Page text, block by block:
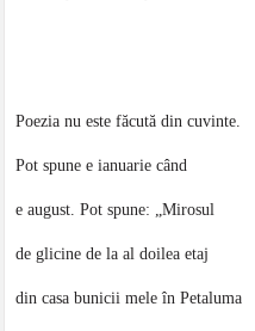
Poezia nu este făcută din cuvinte.
Pot spune e ianuarie când
e august. Pot spune: „Mirosul
de glicine de la al doilea etaj
din casa bunicii mele în Petaluma